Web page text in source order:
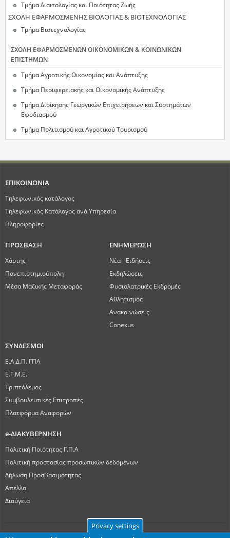
Τμήμα Διαιτολογίας και Ποιότητας Ζωής
ΣΧΟΛΗ ΕΦΑΡΜΟΣΜΕΝΗΣ ΒΙΟΛΟΓΙΑΣ & ΒΙΟΤΕΧΝΟΛΟΓΙΑΣ
Τμήμα Βιοτεχνολογίας
ΣΧΟΛΗ ΕΦΑΡΜΟΣΜΕΝΩΝ ΟΙΚΟΝΟΜΙΚΩΝ & ΚΟΙΝΩΝΙΚΩΝ
ΕΠΙΣΤΗΜΩΝ
Τμήμα Αγροτικής Οικονομίας και Ανάπτυξης
Τμήμα Περιφερειακής και Οικονομικής Ανάπτυξης
Τμήμα Διοίκησης Γεωργικών Επιχειρήσεων και Συστημάτων
Εφοδιασμού
Τμήμα Πολιτισμού και Αγροτικού Τουρισμού
ΕΠΙΚΟΙΝΩΝΙΑ
Τηλεφωνικός κατάλογος
Τηλεφωνικός Κατάλογος ανά Υπηρεσία
Πληροφορίες
ΠΡΟΣΒΑΣΗ
Χάρτης
Πανεπιστημιούπολη
Μέσα Μαζικής Μεταφοράς
ΕΝΗΜΕΡΩΣΗ
Νέα - Ειδήσεις
Εκδηλώσεις
Φυσιολατρικές Εκδρομές
Αθλητισμός
Ανακοινώσεις
Conexus
ΣΥΝΔΕΣΜΟΙ
Ε.Α.Δ.Π. ΓΠΑ
Ε.Γ.Μ.Ε.
Τριπτόλεμος
Συμβουλευτικές Επιτροπές
Πλατφόρμα Αναφορών
e-ΔΙΑΚΥΒΕΡΝΗΣΗ
Πολιτική Ποιότητας Γ.Π.Α
Πολιτική προστασίας προσωπικών δεδομένων
Δήλωση Προσβασιμότητας
Απέλλα
Διαύγεια
Privacy settings